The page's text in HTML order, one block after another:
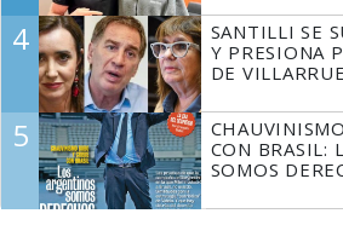
4
SANTILLI SE
Y PRESIONA
DE
5
CON BRASIL:
SOMOS